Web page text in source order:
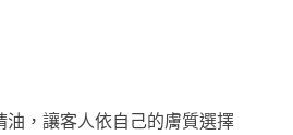
，讓客人依自己的膚質選擇